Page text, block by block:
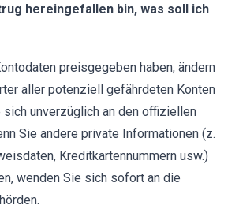
hereingefallen bin, was soll ich
preisgegeben haben, ändern
aller potenziell gefährdeten Konten
sich unverzüglich an den offiziellen
Sie andere private Informationen (z.
Kreditkartennummern usw.)
wenden Sie sich sofort an die